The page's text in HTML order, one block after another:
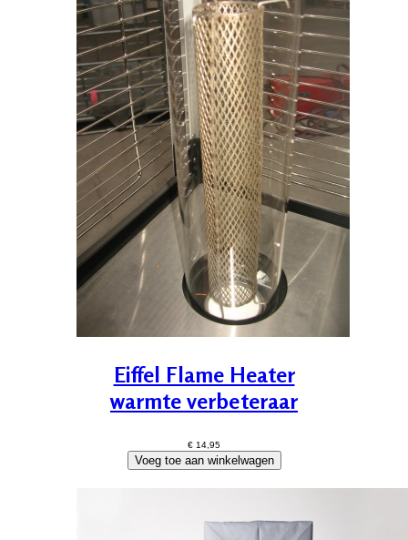
Eiffel Flame Heater
warmte verbeteraar
€ 14,95